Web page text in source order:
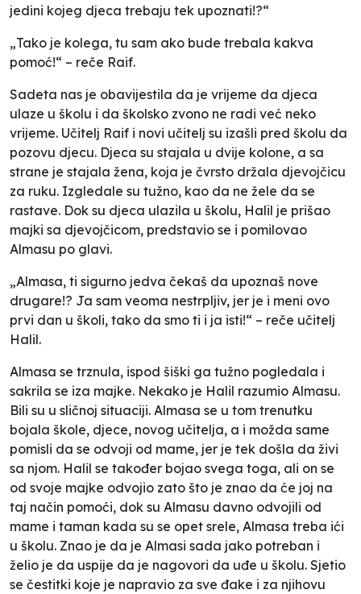
jedini kojeg djeca trebaju tek upoznati!?“
„Tako je kolega, tu sam ako bude trebala kakva
pomoć!“ – reče Raif.
Sadeta nas je obavijestila da je vrijeme da djeca
ulaze u školu i da školsko zvono ne radi već neko
vrijeme. Učitelj Raif i novi učitelj su izašli pred školu da
pozovu djecu. Djeca su stajala u dvije kolone, a sa
strane je stajala žena, koja je čvrsto držala djevojčicu
za ruku. Izgledale su tužno, kao da ne žele da se
rastave. Dok su djeca ulazila u školu, Halil je prišao
majki sa djevojčicom, predstavio se i pomilovao
Almasu po glavi.
„Almasa, ti sigurno jedva čekaš da upoznaš nove
drugare!? Ja sam veoma nestrpljiv, jer je i meni ovo
prvi dan u školi, tako da smo ti i ja isti!“ – reče učitelj
Halil.
Almasa se trznula, ispod šiški ga tužno pogledala i
sakrila se iza majke. Nekako je Halil razumio Almasu.
Bili su u sličnoj situaciji. Almasa se u tom trenutku
bojala škole, djece, novog učitelja, a i možda same
pomisli da se odvoji od mame, jer je tek došla da živi
sa njom. Halil se također bojao svega toga, ali on se
od svoje majke odvojio zato što je znao da će joj na
taj način pomoći, dok su Almasu davno odvojili od
mame i taman kada su se opet srele, Almasa treba ići
u školu. Znao je da je Almasi sada jako potreban i
želio je da uspije da je nagovori da uđe u školu. Sjetio
se čestitki koje je napravio za sve đake i za njihovu